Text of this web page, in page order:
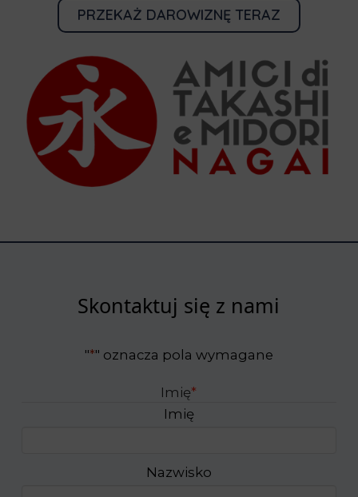
PRZEKAŻ DAROWIZNĘ TERAZ
Skontaktuj się z nami
"*" oznacza pola wymagane
Imię*
Imię
Nazwisko